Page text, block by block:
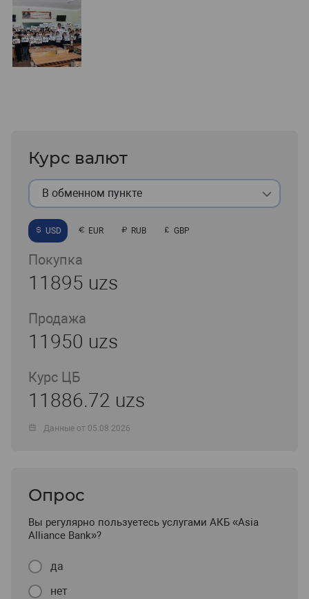
Курс валют
В обменном пункте
USD EUR RUB GBP
Покупка
11895 uzs
Продажа
11950 uzs
Курс ЦБ
11886.72 uzs
Данные от 05.08.2026
Опрос
Вы регулярно пользуетесь услугами АКБ «Asia
Alliance Bank»?
да
нет